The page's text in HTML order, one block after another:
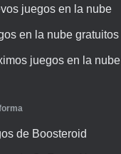
juegos en la nube
en la nube gratuitos
juegos en la nube
de Boosteroid